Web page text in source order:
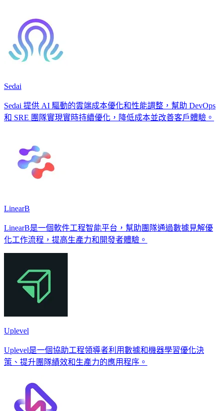
Sedai
Sedai 提供 AI 驅動的雲端成本優化和性能調整，幫助 DevOps
和 SRE 團隊實現實時持續優化，降低成本並改善客戶體驗。
LinearB
LinearB是一個軟件工程智能平台，幫助團隊通過數據見解優
化工作流程，提高生產力和開發者體驗。
Uplevel
Uplevel是一個協助工程領導者利用數據和機器學習優化決
策、提升團隊績效和生產力的應用程序。